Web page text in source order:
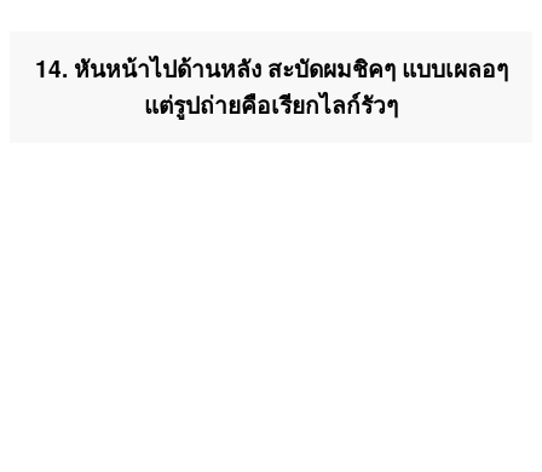
14. หันหน้าไปด้านหลัง สะบัดผมชิคๆ แบบเผลอๆ
แต่รูปถ่ายคือเรียกไลก์รัวๆ